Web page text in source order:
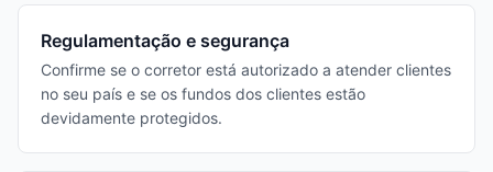
Regulamentação e segurança
Confirme se o corretor está autorizado a atender clientes
no seu país e se os fundos dos clientes estão
devidamente protegidos.